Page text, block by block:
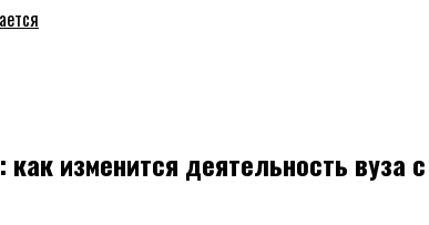
изменится деятельность вуза